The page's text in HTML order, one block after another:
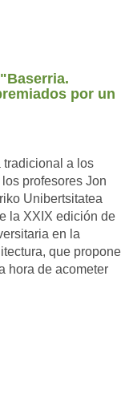
por un
tradicional a los
profesores Jon
Unibertsitatea
la XXIX edición de
en la
que propone
hora de acometer